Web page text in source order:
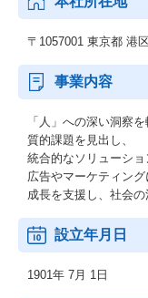
〒1057001 東京都 港
事業内容
「人」への深い洞察
質的課題を見出し、
統合的なソリューショ
広告やマーケティン
成長を支援し、社会の
設立年月日
1901年 7月 1日